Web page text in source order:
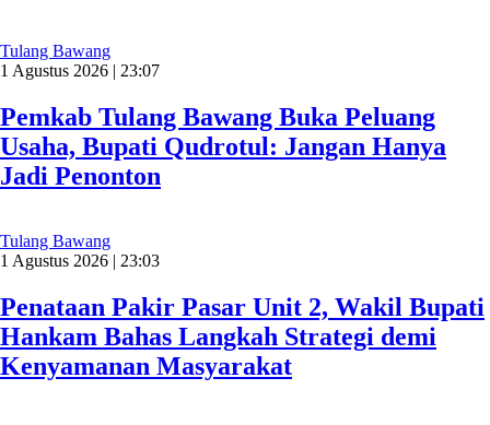
Tulang Bawang
1 Agustus 2026 | 23:07
Pemkab Tulang Bawang Buka Peluang
Usaha, Bupati Qudrotul: Jangan Hanya
Jadi Penonton
Tulang Bawang
1 Agustus 2026 | 23:03
Penataan Pakir Pasar Unit 2, Wakil Bupati
Hankam Bahas Langkah Strategi demi
Kenyamanan Masyarakat